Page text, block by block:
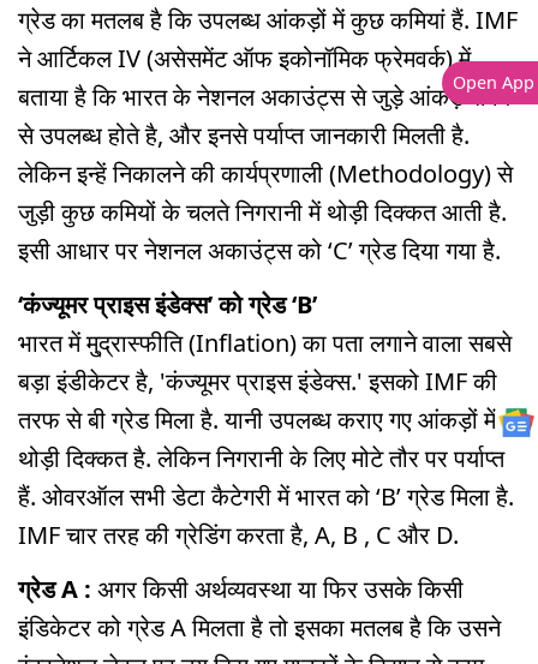
ग्रेड का मतलब है कि उपलब्ध आंकड़ों में कुछ कमियां हैं. IMF
ने आर्टिकल IV (असेसमेंट ऑफ इकोनॉमिक फ्रेमवर्क) में
बताया है कि भारत के नेशनल अकाउंट्स से जुड़े आंकड़े समय
से उपलब्ध होते है, और इनसे पर्याप्त जानकारी मिलती है.
लेकिन इन्हें निकालने की कार्यप्रणाली (Methodology) से
जुड़ी कुछ कमियों के चलते निगरानी में थोड़ी दिक्कत आती है.
इसी आधार पर नेशनल अकाउंट्स को ‘C’ ग्रेड दिया गया है.
‘कंज्यूमर प्राइस इंडेक्स’ को ग्रेड ‘B’
भारत में मु्द्रास्फीति (Inflation) का पता लगाने वाला सबसे
बड़ा इंडीकेटर है, 'कंज्यूमर प्राइस इंडेक्स.' इसको IMF की
तरफ से बी ग्रेड मिला है. यानी उपलब्ध कराए गए आंकड़ों में
थोड़ी दिक्कत है. लेकिन निगरानी के लिए मोटे तौर पर पर्याप्त
हैं. ओवरऑल सभी डेटा कैटेगरी में भारत को ‘B’ ग्रेड मिला है.
IMF चार तरह की ग्रेडिंग करता है, A, B , C और D.
ग्रेड A : अगर किसी अर्थव्यवस्था या फिर उसके किसी
इंडिकेटर को ग्रेड A मिलता है तो इसका मतलब है कि उसने
Open App